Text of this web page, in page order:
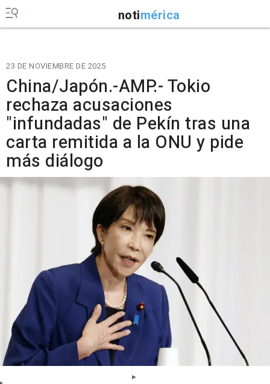
notimérica
23 DE NOVIEMBRE DE 2025
China/Japón.-AMP.- Tokio
rechaza acusaciones
"infundadas" de Pekín tras una
carta remitida a la ONU y pide
más diálogo